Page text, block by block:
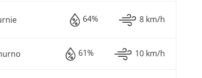
64% 8 km/h
61% 10 km/h